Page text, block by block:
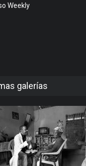
Weekly
galerías